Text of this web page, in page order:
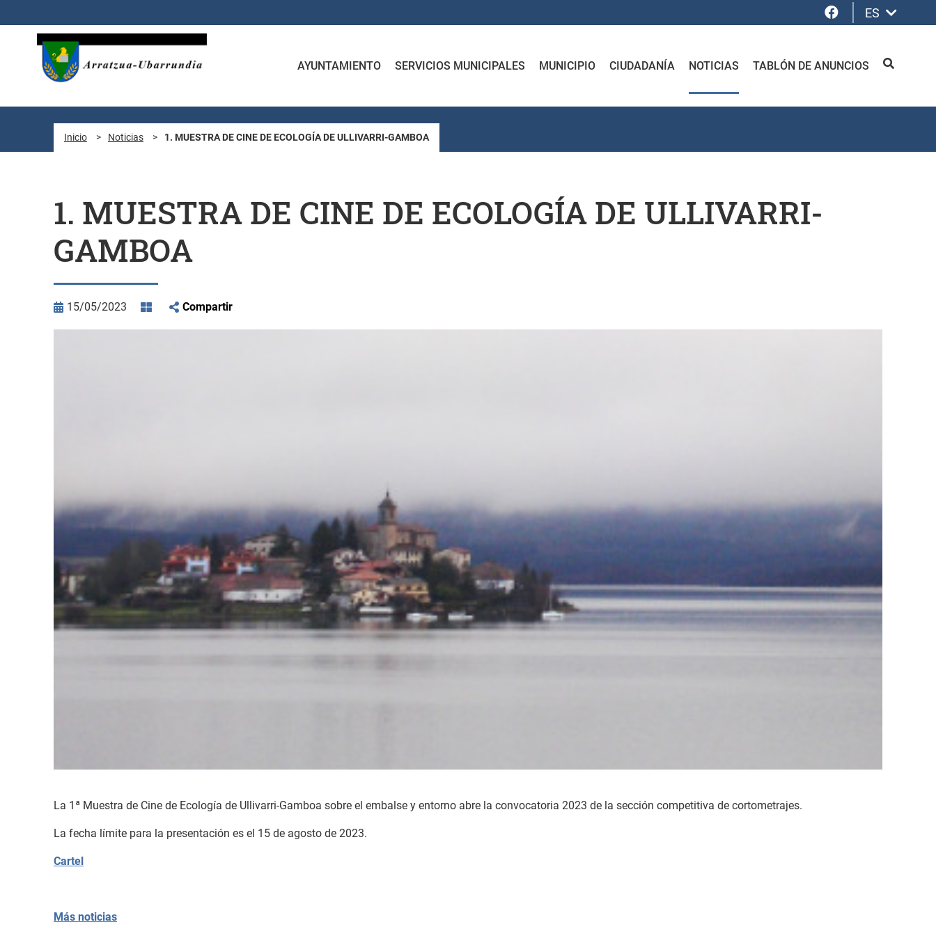
Facebook
ES
AYUNTAMIENTO SERVICIOS MUNICIPALES MUNICIPIO CIUDADANÍA NOTICIAS TABLÓN DE ANUNCIOS BUSCAR
Inicio > Noticias > 1. MUESTRA DE CINE DE ECOLOGÍA DE ULLIVARRI-GAMBOA
1. MUESTRA DE CINE DE ECOLOGÍA DE ULLIVARRI-
GAMBOA
15/05/2023 Compartir
La 1ª Muestra de Cine de Ecología de Ullivarri-Gamboa sobre el embalse y entorno abre la convocatoria 2023 de la sección competitiva de cortometrajes.
La fecha límite para la presentación es el 15 de agosto de 2023.
Cartel
Más noticias